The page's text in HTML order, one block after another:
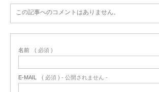
この記事へのコメントはありません。
名前 ( 必須 )
E-MAIL ( 必須 ) - 公開されません -